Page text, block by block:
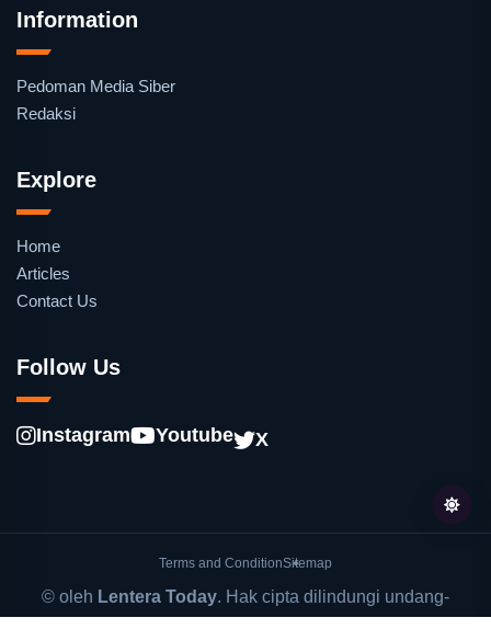
Information
Pedoman Media Siber
Redaksi
Explore
Home
Articles
Contact Us
Follow Us
Instagram Youtube X
Terms and ConditionSitemap
© oleh Lentera Today. Hak cipta dilindungi undang-